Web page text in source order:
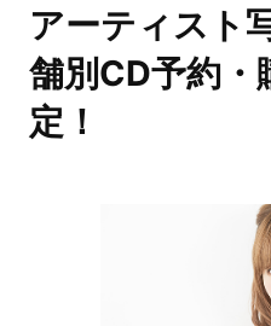
アーティスト
舗別CD予約・
定！